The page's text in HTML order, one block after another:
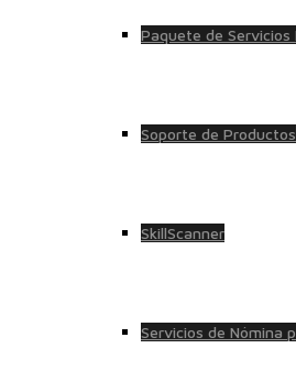
Paquete de Servicios
Soporte de Productos
SkillScanner
Servicios de Nómina